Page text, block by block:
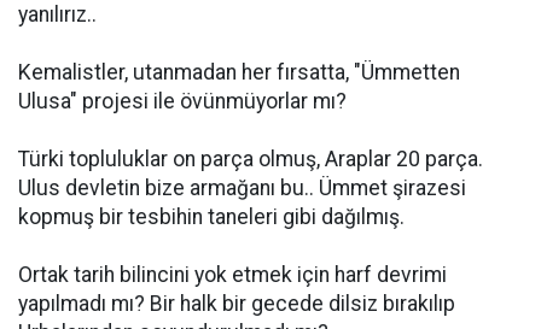
yanılırız..
Kemalistler, utanmadan her fırsatta, "Ümmetten
Ulusa" projesi ile övünmüyorlar mı?
Türki topluluklar on parça olmuş, Araplar 20 parça.
Ulus devletin bize armağanı bu.. Ümmet şirazesi
kopmuş bir tesbihin taneleri gibi dağılmış.
Ortak tarih bilincini yok etmek için harf devrimi
yapılmadı mı? Bir halk bir gecede dilsiz bırakılıp